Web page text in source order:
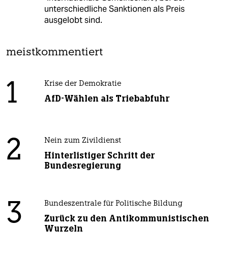
unterschiedliche Sanktionen als Preis
ausgelobt sind.
meistkommentiert
1 Krise der Demokratie
AfD-Wählen als Triebabfuhr
2 Nein zum Zivildienst
Hinterlistiger Schritt der
Bundesregierung
3 Bundeszentrale für Politische Bildung
Zurück zu den Antikommunistischen
Wurzeln